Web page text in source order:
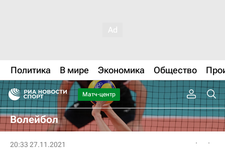
Политика В мире Экономика Общество
Матч-центр
Волейбол
20:33 27.11.2021